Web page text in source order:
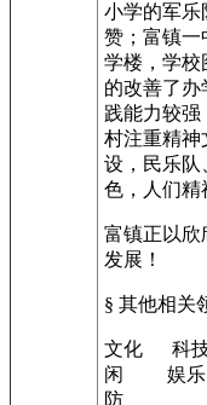
小学的军乐
赞；富镇一
学楼，学校
的改善了
践能力较强
村注重精神
设，民乐队
色，人们精
富镇正以欣
发展！
§ 其他相关
文化
闲 娱
防